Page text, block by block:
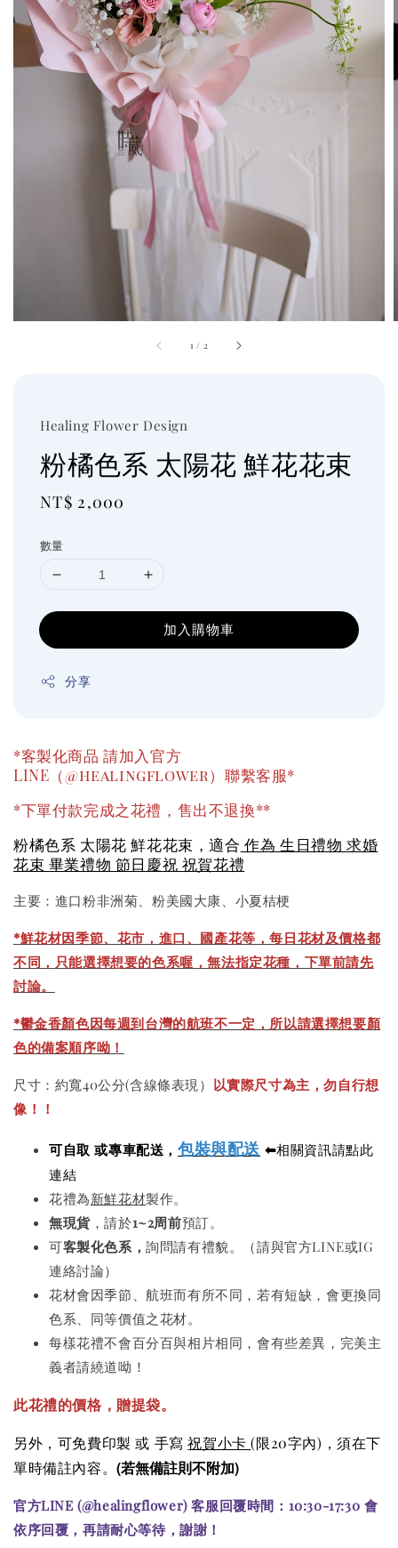
1 / 2
Healing Flower Design
粉橘色系 太陽花 鮮花花束
Regular
NT$ 2,000
數量
加入購物車
分享
*客製化商品 請加入官方
LINE（@healingflower）聯繫客服*
*下單付款完成之花禮，售出不退換**
粉橘色系 太陽花 鮮花花束，適合 作為 生日禮物 求婚
花束 畢業禮物 節日慶祝 祝賀花禮
主要：進口粉非洲菊、粉美國大康、小夏桔梗
*鮮花材因季節、花市，進口、國產花等，每日花材及價格都
不同，只能選擇想要的色系喔，無法指定花種，下單前請先
討論。
*鬱金香顏色因每週到台灣的航班不一定，所以請選擇想要顏
色的備案順序呦！
尺寸：約寬40公分(含線條表現） 以實際尺寸為主，勿自行想
像！！
可自取 或專車配送， 包裝與配送 ⬅相關資訊請點此
連結
花禮為新鮮花材製作。
無現貨，請於1~2周前預訂。
可客製化色系，詢問請有禮貌。（請與官方LINE或IG
連絡討論）
花材會因季節、航班而有所不同，若有短缺，會更換同
色系、同等價值之花材。
每樣花禮不會百分百與相片相同，會有些差異，完美主
義者請繞道呦！
此花禮的價格 ，贈提袋。
另外，可免費印製 或 手寫祝賀小卡(限20字內) ，須在下
單時備註內容。(若無備註則不附加)
官方LINE (@healingflower) 客服回覆時間：10:30-17:30 會
依序回覆，再請耐心等待，謝謝！